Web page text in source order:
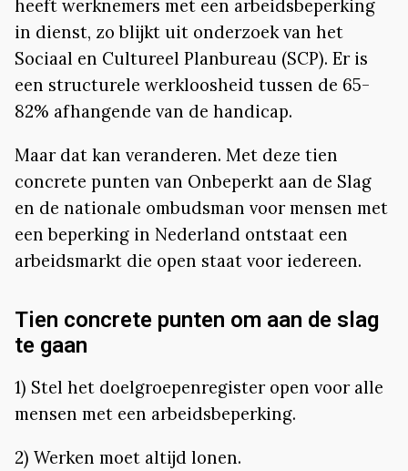
heeft werknemers met een arbeidsbeperking
in dienst, zo blijkt uit onderzoek van het
Sociaal en Cultureel Planbureau (SCP). Er is
een structurele werkloosheid tussen de 65-
82% afhangende van de handicap.
Maar dat kan veranderen. Met deze tien
concrete punten van Onbeperkt aan de Slag
en de nationale ombudsman voor mensen met
een beperking in Nederland ontstaat een
arbeidsmarkt die open staat voor iedereen.
Tien concrete punten om aan de slag
te gaan
1) Stel het doelgroepenregister open voor alle
mensen met een arbeidsbeperking.
2) Werken moet altijd lonen.